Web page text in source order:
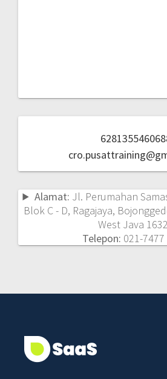
Alamat: Jl. Perumahan
Blok C - D, Ragajaya,
West Java
Telepon: 021-